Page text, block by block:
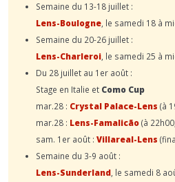
Semaine du 13-18 juillet :
Lens-Boulogne , le samedi 18 à
Semaine du 20-26 juillet :
Lens-Charleroi , le samedi 25 à
Du 28 juillet au 1er août :
Stage en Italie et Como Cup
mar.28 : Crystal Palace-Lens (à
mar.28 : Lens-Famalicão(à
sam. 1er août : Villareal-Lens
Semaine du 3-9 août :
Lens-Sunderland , le samedi 8